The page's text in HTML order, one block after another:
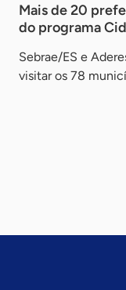
Mais de 20
do programa
Sebrae/ES e
visitar os 78